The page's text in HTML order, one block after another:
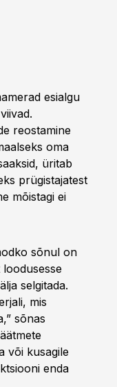
esialgu
reostamine
oma
üritab
prügistajatest
mõistagi ei
sõnul on
selgitada.
mis
sõnas
või kusagile
enda